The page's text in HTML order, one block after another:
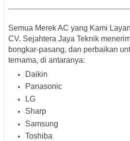
Semua Merek AC yang Kami
CV. Sejahtera Jaya Teknik
bongkar-pasang, dan perbaikan
ternama, di antaranya:
Daikin
Panasonic
LG
Sharp
Samsung
Toshiba